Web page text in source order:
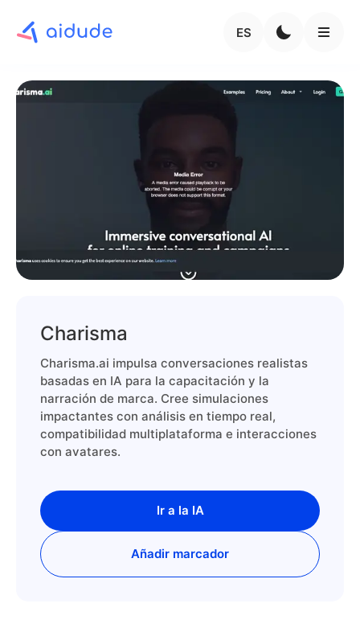
ES
Charisma
Charisma.ai impulsa conversaciones realistas
basadas en IA para la capacitación y la
narración de marca. Cree simulaciones
impactantes con análisis en tiempo real,
compatibilidad multiplataforma e interacciones
con avatares.
Ir a la IA
Añadir marcador